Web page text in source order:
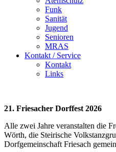
Funk
Sanität
Jugend
Senioren
MRAS
Kontakt / Service
Kontakt
Links
21. Friesacher Dorffest 2026
Alle zwei Jahre veranstalten die
Wörth, die Steirische
Dorfgemeinschaft Friesach